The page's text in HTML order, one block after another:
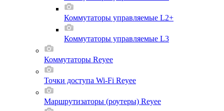
Коммутаторы управляемые L2+
Коммутаторы управляемые L3
Коммутаторы Reyee
Точки доступа Wi-Fi Reyee
Маршрутизаторы (роутеры) Reyee